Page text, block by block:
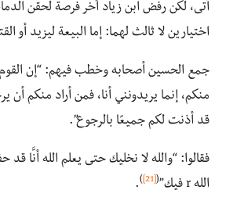
أتى، لكن رفض ابن زياد آخر فرصة لحقن
اختيارين لا ثالث لهما: إما البيعة ليزيد أو
جمع الحسين أصحابه وخطب فيهم: “إن القوم
منكم، إنما يريدونني أنا، فمن أراد منكم أن
قد أذنت لكم جميعًا بالرجوع”.
فقالوا: “والله لا نخليك حتى يعلم الله أنَّا
الله r فيك”
(
[21]
)
.